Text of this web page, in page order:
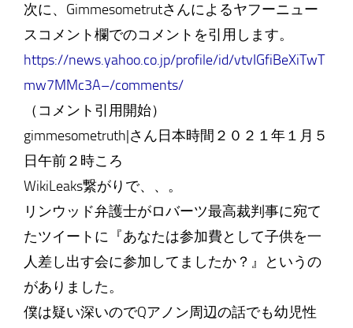
次に、Gimmesometrutさんによるヤフーニュー
スコメント欄でのコメントを引用します。
https://news.yahoo.co.jp/profile/id/vtvIGfiBeXiTwT
mw7MMc3A–/comments/
（コメント引用開始）
gimmesometruth|さん日本時間２０２１年１月５
日午前２時ころ
WikiLeaks繋がりで、、。
リンウッド弁護士がロバーツ最高裁判事に宛て
たツイートに『あなたは参加費として子供を一
人差し出す会に参加してましたか？』というの
がありました。
僕は疑い深いのでQアノン周辺の話でも幼児性